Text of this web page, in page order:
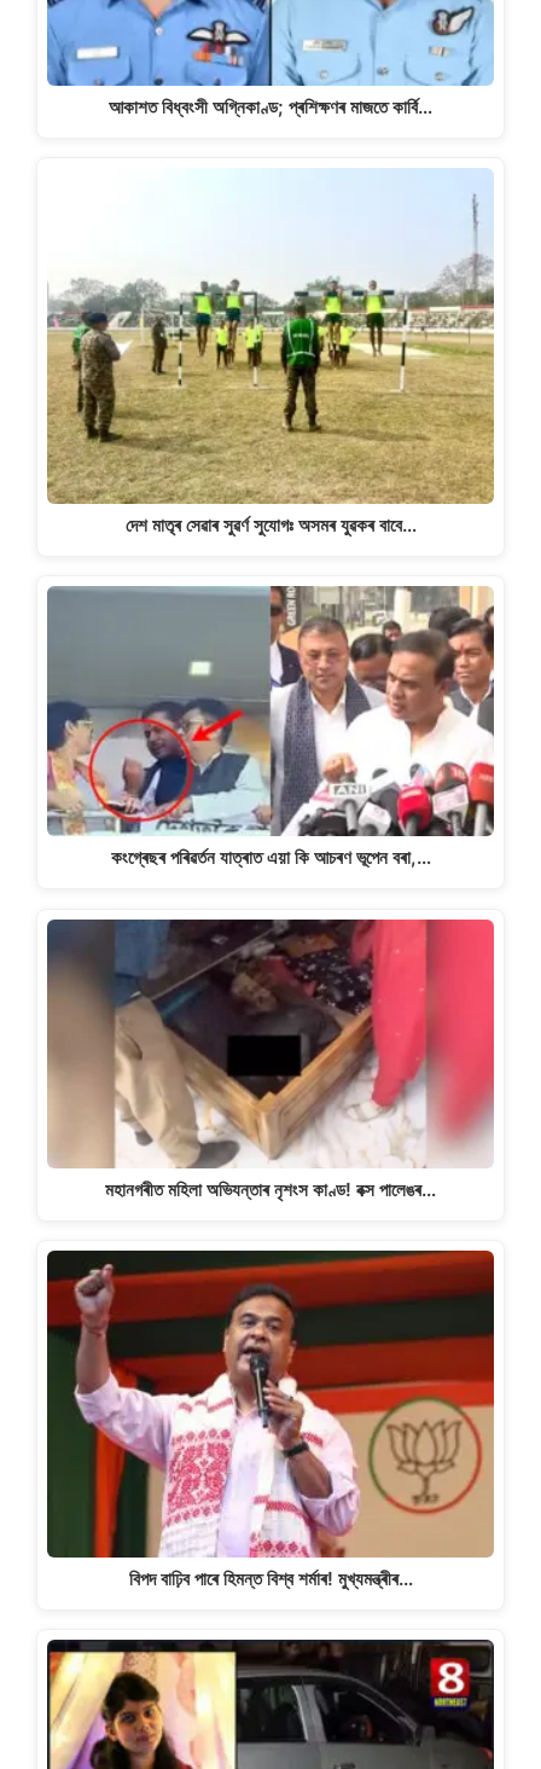
আকাশত বিধ্বংসী অগ্নিকাণ্ড; প্ৰশিক্ষণৰ মাজতে কাৰ্বি…
দেশ মাতৃৰ সেৱাৰ সুৱৰ্ণ সুযোগঃ অসমৰ যুৱকৰ বাবে…
কংগ্ৰেছৰ পৰিৱৰ্তন যাত্ৰাত এয়া কি আচৰণ ভূপেন বৰা,…
মহানগৰীত মহিলা অভিযন্তাৰ নৃশংস কাণ্ড! বক্স পালেঙৰ…
বিপদ বাঢ়িব পাৰে হিমন্ত বিশ্ব শৰ্মাৰ! মুখ্যমন্ত্ৰীৰ…